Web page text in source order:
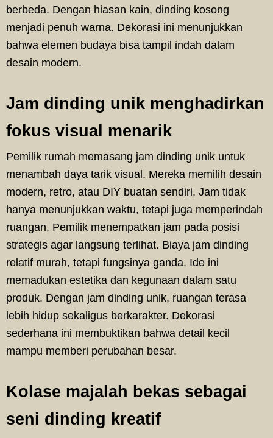
berbeda. Dengan hiasan kain, dinding kosong
menjadi penuh warna. Dekorasi ini menunjukkan
bahwa elemen budaya bisa tampil indah dalam
desain modern.
Jam dinding unik menghadirkan
fokus visual menarik
Pemilik rumah memasang jam dinding unik untuk
menambah daya tarik visual. Mereka memilih desain
modern, retro, atau DIY buatan sendiri. Jam tidak
hanya menunjukkan waktu, tetapi juga memperindah
ruangan. Pemilik menempatkan jam pada posisi
strategis agar langsung terlihat. Biaya jam dinding
relatif murah, tetapi fungsinya ganda. Ide ini
memadukan estetika dan kegunaan dalam satu
produk. Dengan jam dinding unik, ruangan terasa
lebih hidup sekaligus berkarakter. Dekorasi
sederhana ini membuktikan bahwa detail kecil
mampu memberi perubahan besar.
Kolase majalah bekas sebagai
seni dinding kreatif